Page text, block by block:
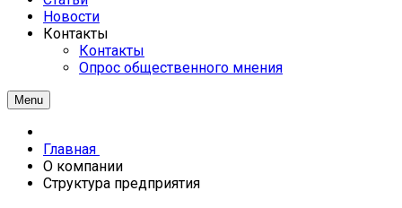
Новости
Контакты
Контакты
Опрос общественного мнения
Menu
Главная
О компании
Структура предприятия